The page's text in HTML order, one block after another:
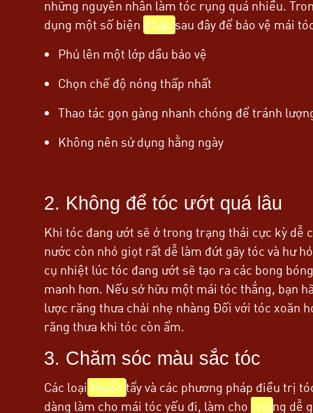
những nguyên nhân làm tóc rụng quá nhiều.
dụng một số biện pháp sau đây để bảo vệ mái
Phủ lên một lớp dầu bảo vệ
Chọn chế độ nóng thấp nhất
Thao tác gọn gàng nhanh chóng để tránh
Không nên sử dụng hằng ngày
2. Không để tóc ướt quá lâu
Khi tóc đang ướt sẽ ở trong trạng thái cực kỳ dễ
nước còn nhỏ giọt rất dễ làm đứt gãy tóc và hư
cụ nhiệt lúc tóc đang ướt sẽ tạo ra các bong
manh hơn. Nếu sở hữu một mái tóc thẳng, bạn
lược răng thưa chải nhẹ nhàng Đối với tóc xoăn
răng thưa khi tóc còn ẩm.
3. Chăm sóc màu sắc tóc
Các loại thuốc tẩy và các phương pháp điều trị
dàng làm cho mái tóc yếu đi, làm cho chúng dễ